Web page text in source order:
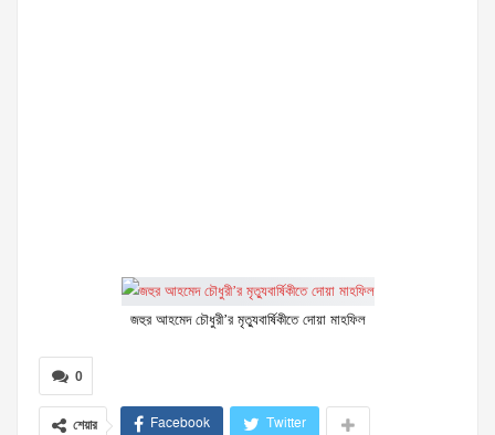
জহুর আহমেদ চৌধুরী’র মৃত্যুবার্ষিকীতে দোয়া মাহফিল
0
শেয়ার Facebook Twitter